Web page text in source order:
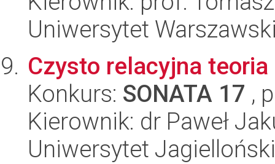
Uniwersytet
Czysto relacyjna
Konkurs: SONATA 17 ,
Kierownik: dr Paweł
Uniwersytet